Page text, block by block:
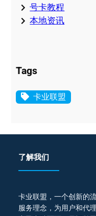
号卡教程
本地资讯
Tags
卡业联盟
了解我们
卡业联盟，一个创新的
服务理念，为用户和代